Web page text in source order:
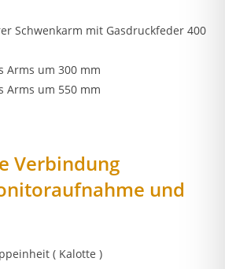
Schwenkarm mit Gasdruckfeder 400
Arms um 300 mm
Arms um 550 mm
Verbindung
und
( Kalotte )